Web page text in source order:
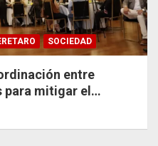
SOCIEDAD
entre
para mitigar el